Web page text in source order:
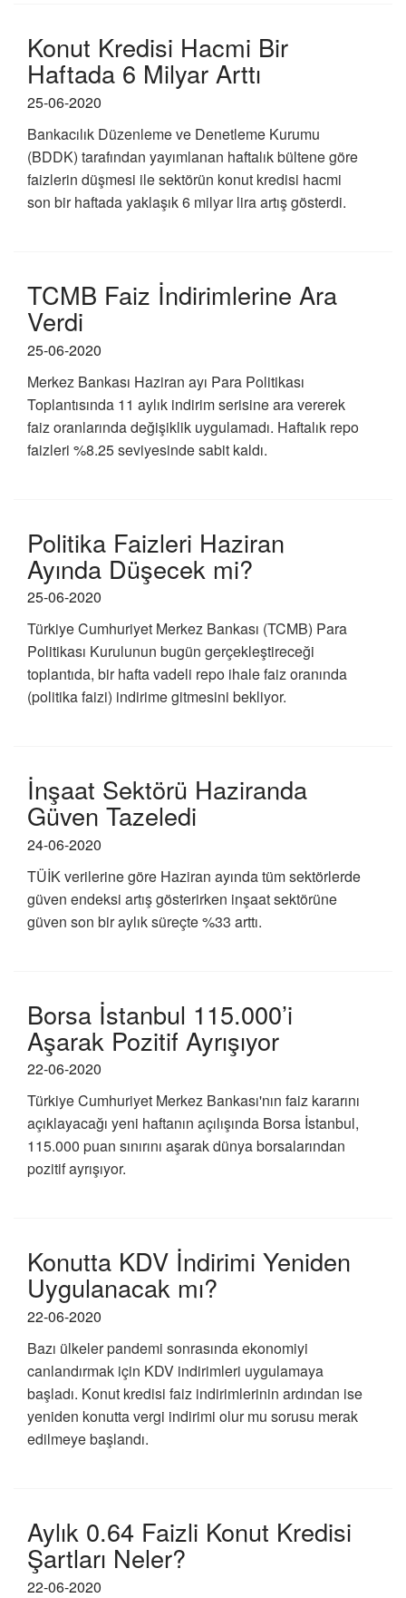
Konut Kredisi Hacmi Bir
Haftada 6 Milyar Arttı
25-06-2020
Bankacılık Düzenleme ve Denetleme Kurumu
(BDDK) tarafından yayımlanan haftalık bültene göre
faizlerin düşmesi ile sektörün konut kredisi hacmi
son bir haftada yaklaşık 6 milyar lira artış gösterdi.
TCMB Faiz İndirimlerine Ara
Verdi
25-06-2020
Merkez Bankası Haziran ayı Para Politikası
Toplantısında 11 aylık indirim serisine ara vererek
faiz oranlarında değişiklik uygulamadı. Haftalık repo
faizleri %8.25 seviyesinde sabit kaldı.
Politika Faizleri Haziran
Ayında Düşecek mi?
25-06-2020
Türkiye Cumhuriyet Merkez Bankası (TCMB) Para
Politikası Kurulunun bugün gerçekleştireceği
toplantıda, bir hafta vadeli repo ihale faiz oranında
(politika faizi) indirime gitmesini bekliyor.
İnşaat Sektörü Haziranda
Güven Tazeledi
24-06-2020
TÜİK verilerine göre Haziran ayında tüm sektörlerde
güven endeksi artış gösterirken inşaat sektörüne
güven son bir aylık süreçte %33 arttı.
Borsa İstanbul 115.000’i
Aşarak Pozitif Ayrışıyor
22-06-2020
Türkiye Cumhuriyet Merkez Bankası'nın faiz kararını
açıklayacağı yeni haftanın açılışında Borsa İstanbul,
115.000 puan sınırını aşarak dünya borsalarından
pozitif ayrışıyor.
Konutta KDV İndirimi Yeniden
Uygulanacak mı?
22-06-2020
Bazı ülkeler pandemi sonrasında ekonomiyi
canlandırmak için KDV indirimleri uygulamaya
başladı. Konut kredisi faiz indirimlerinin ardından ise
yeniden konutta vergi indirimi olur mu sorusu merak
edilmeye başlandı.
Aylık 0.64 Faizli Konut Kredisi
Şartları Neler?
22-06-2020